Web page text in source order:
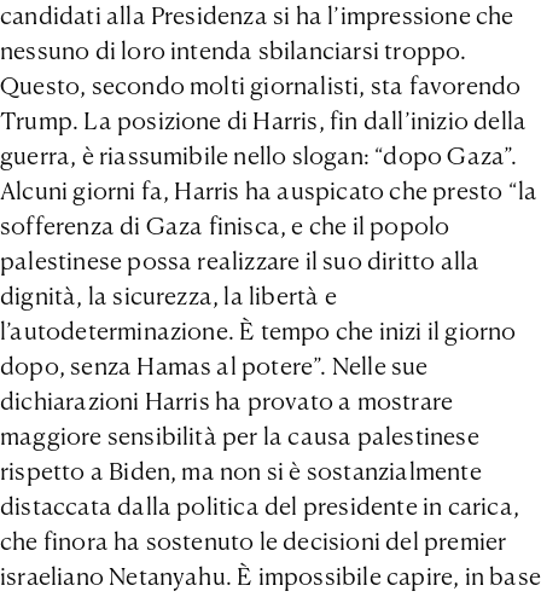
candidati alla Presidenza si ha l’impressione che
nessuno di loro intenda sbilanciarsi troppo.
Questo, secondo molti giornalisti, sta favorendo
Trump. La posizione di Harris, fin dall’inizio della
guerra, è riassumibile nello slogan: “dopo Gaza”.
Alcuni giorni fa, Harris ha auspicato che presto “la
sofferenza di Gaza finisca, e che il popolo
palestinese possa realizzare il suo diritto alla
dignità, la sicurezza, la libertà e
l’autodeterminazione. È tempo che inizi il giorno
dopo, senza Hamas al potere”. Nelle sue
dichiarazioni Harris ha provato a mostrare
maggiore sensibilità per la causa palestinese
rispetto a Biden, ma non si è sostanzialmente
distaccata dalla politica del presidente in carica,
che finora ha sostenuto le decisioni del premier
israeliano Netanyahu. È impossibile capire, in base